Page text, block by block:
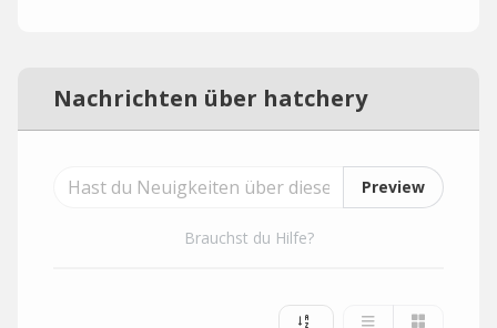
Nachrichten über hatchery
Preview
Brauchst du Hilfe?